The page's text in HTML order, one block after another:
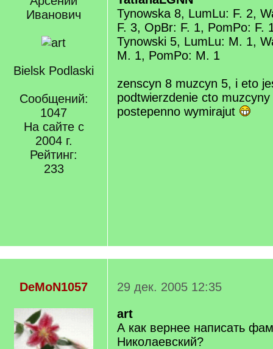
Иванович
Bielsk Podlaski
Сообщений:
1047
На сайте с
2004 г.
Рейтинг:
233
Tynowska 8, LumLu: F. 2,
F. 3, OpBr: F. 1, PomPo: F.
Tynowski 5, LumLu: M. 1,
M. 1, PomPo: M. 1
zenscyn 8 muzcyn 5, i eto
podtwierzdenie cto
postepenno wymirajut
DeMoN1057
29 дек. 2005 12:35
art
А как вернее написать
Николаевский?